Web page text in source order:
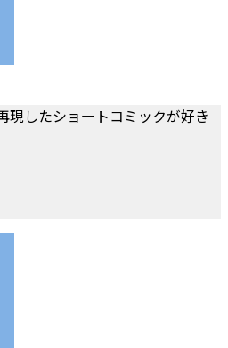
現したショートコミックが好き